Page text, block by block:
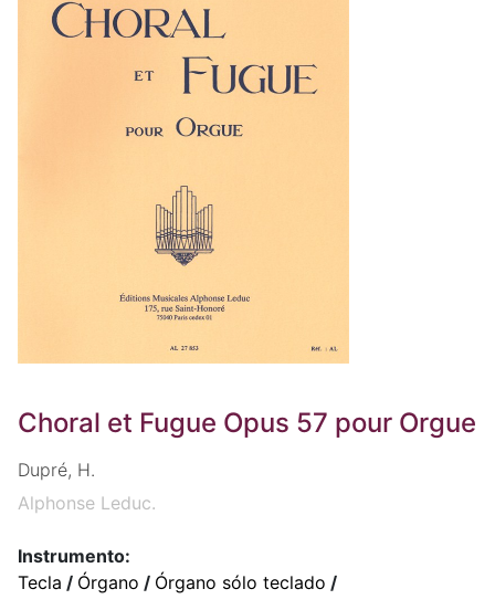
Choral et Fugue Opus 57 pour Orgue
Dupré, H.
Alphonse Leduc.
Instrumento:
Tecla / Órgano / Órgano sólo teclado /